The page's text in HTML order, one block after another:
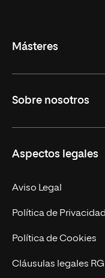
Másteres
Derecho
Empresa
MBA
Marketing y
Ingeniería
Diseño
Sobre nosotros
Nuestro Equipo
Contacto
Aspectos legales
Aviso Legal
Política de Privacidad
Política de Cookies
Cláusulas legales